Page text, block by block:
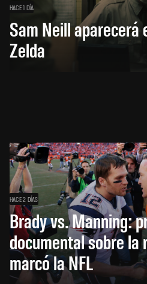
HACE 1 DÍA
Sam Neill aparecerá
Zelda
HACE 2 DÍAS
Brady vs. Manning:
documental sobre la
marcó la NFL